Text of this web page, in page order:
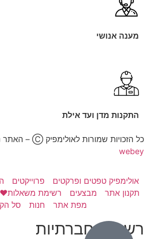
רשתות חברתיות
מענה אנושי
התקנות מדן ועד אילת
כל הזכויות שמורות לאולימפיק Ⓒ – האתר נבנה ועוצב ע”י
webey
אולימפיק טפטים ופרקטים פרוייקטים
תקנון אתר
מבצעים רשימת משאלות❤️
מפת אתר
חנות סל